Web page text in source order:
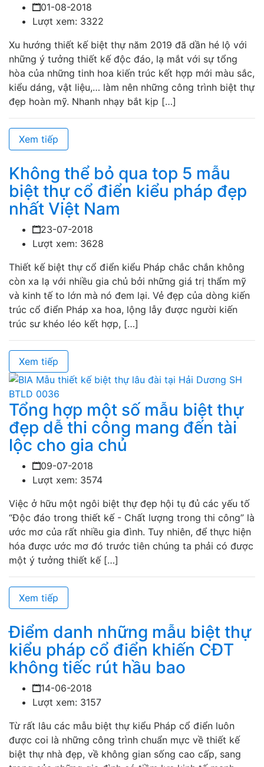
01-08-2018
Lượt xem: 3322
Xu hướng thiết kế biệt thự năm 2019 đã dần hé lộ với
những ý tưởng thiết kế độc đáo, lạ mắt với sự tổng
hòa của những tinh hoa kiến trúc kết hợp mới màu sắc,
kiểu dáng, vật liệu,… làm nên những công trình biệt thự
đẹp hoàn mỹ. Nhanh nhạy bắt kịp […]
Xem tiếp
Không thể bỏ qua top 5 mẫu
biệt thự cổ điển kiểu pháp đẹp
nhất Việt Nam
23-07-2018
Lượt xem: 3628
Thiết kế biệt thự cổ điển kiểu Pháp chắc chắn không
còn xa lạ với nhiều gia chủ bởi những giá trị thẩm mỹ
và kinh tế to lớn mà nó đem lại. Vẻ đẹp của dòng kiến
trúc cổ điển Pháp xa hoa, lộng lẫy được người kiến
trúc sư khéo léo kết hợp, […]
Xem tiếp
Tổng hợp một số mẫu biệt thự
đẹp dễ thi công mang đến tài
lộc cho gia chủ
09-07-2018
Lượt xem: 3574
Việc ở hữu một ngôi biệt thự đẹp hội tụ đủ các yếu tố
“Độc đáo trong thiết kế - Chất lượng trong thi công” là
ước mơ của rất nhiều gia đình. Tuy nhiên, để thực hiện
hóa được ước mơ đó trước tiên chúng ta phải có được
một ý tưởng thiết kế […]
Xem tiếp
Điểm danh những mẫu biệt thự
kiểu pháp cổ điển khiến CĐT
không tiếc rút hầu bao
14-06-2018
Lượt xem: 3157
Từ rất lâu các mẫu biệt thự kiểu Pháp cổ điển luôn
được coi là những công trình chuẩn mực về thiết kế
biệt thự nhà đẹp, về không gian sống cao cấp, sang